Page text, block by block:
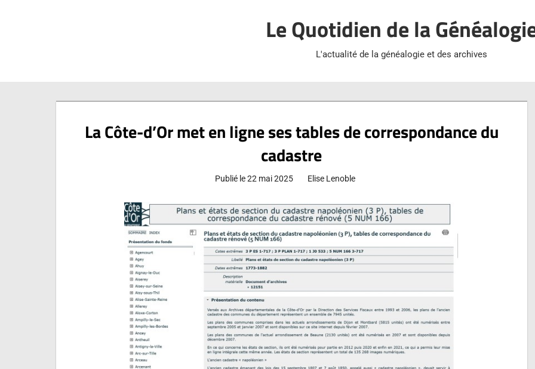
Le Quotidien de la
L'actualité de la généalogie et des archives
La Côte-d’Or met en ligne ses tables de correspondance du
cadastre
Publié le22 mai 2025 Elise Lenoble